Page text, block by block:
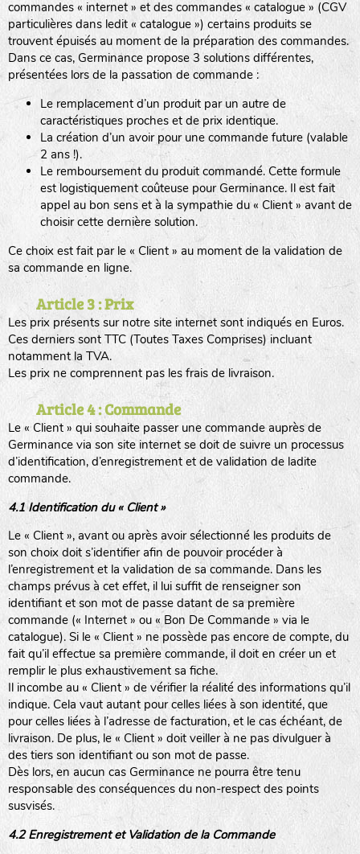
commandes « internet » et des commandes « catalogue » (CGV
particulières dans ledit « catalogue ») certains produits se
trouvent épuisés au moment de la préparation des commandes.
Dans ce cas, Germinance propose 3 solutions différentes,
présentées lors de la passation de commande :
Le remplacement d’un produit par un autre de
caractéristiques proches et de prix identique.
La création d’un avoir pour une commande future (valable
2 ans !).
Le remboursement du produit commandé. Cette formule
est logistiquement coûteuse pour Germinance. Il est fait
appel au bon sens et à la sympathie du « Client » avant de
choisir cette dernière solution.
Ce choix est fait par le « Client » au moment de la validation de
sa commande en ligne.
Article 3 : Prix
Les prix présents sur notre site internet sont indiqués en Euros.
Ces derniers sont TTC (Toutes Taxes Comprises) incluant
notamment la TVA.
Les prix ne comprennent pas les frais de livraison.
Article 4 : Commande
Le « Client » qui souhaite passer une commande auprès de
Germinance via son site internet se doit de suivre un processus
d’identification, d’enregistrement et de validation de ladite
commande.
4.1 Identification du « Client »
Le « Client », avant ou après avoir sélectionné les produits de
son choix doit s’identifier afin de pouvoir procéder à
l’enregistrement et la validation de sa commande. Dans les
champs prévus à cet effet, il lui suffit de renseigner son
identifiant et son mot de passe datant de sa première
commande (« Internet » ou « Bon De Commande » via le
catalogue). Si le « Client » ne possède pas encore de compte, du
fait qu’il effectue sa première commande, il doit en créer un et
remplir le plus exhaustivement sa fiche.
Il incombe au « Client » de vérifier la réalité des informations qu’il
indique. Cela vaut autant pour celles liées à son identité, que
pour celles liées à l’adresse de facturation, et le cas échéant, de
livraison. De plus, le « Client » doit veiller à ne pas divulguer à
des tiers son identifiant ou son mot de passe.
Dès lors, en aucun cas Germinance ne pourra être tenu
responsable des conséquences du non-respect des points
susvisés.
4.2 Enregistrement et Validation de la Commande